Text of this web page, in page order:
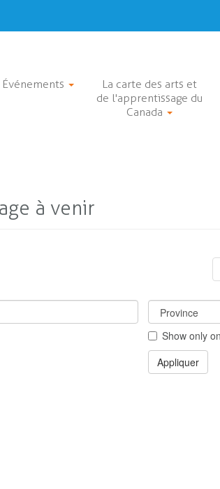
Événements
La carte des arts et
de l'apprentissage du
Canada
à venir
Show only
Appliquer